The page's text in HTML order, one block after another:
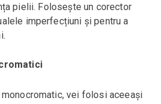
pielii. Folosește un corector
imperfecțiuni și pentru a
vei folosi aceeași